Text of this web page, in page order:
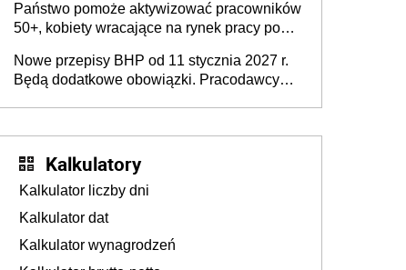
Państwo pomoże aktywizować pracowników
50+, kobiety wracające na rynek pracy po
osoby neuroatypowe. Powstanie Fundusz
na rzecz Inkluzywności w Zatrudnianiu?
Nowe przepisy BHP od 11 stycznia 2027 r.
Będą dodatkowe obowiązki. Pracodawcy
Kalkulatory
Kalkulator liczby dni
Kalkulator dat
Kalkulator wynagrodzeń